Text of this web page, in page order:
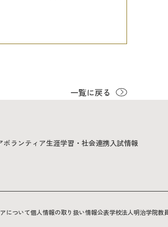
一覧に戻る
ボランティア生涯学習・社会連携入試情報
について個人情報の取り扱い情報公表学校法人明治学院教